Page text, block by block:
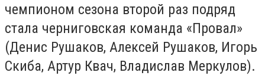
чемпионом сезона второй раз подряд
стала черниговская команда «Провал»
(Денис Рушаков, Алексей Рушаков, Игорь
Скиба, Артур Квач, Владислав Меркулов).